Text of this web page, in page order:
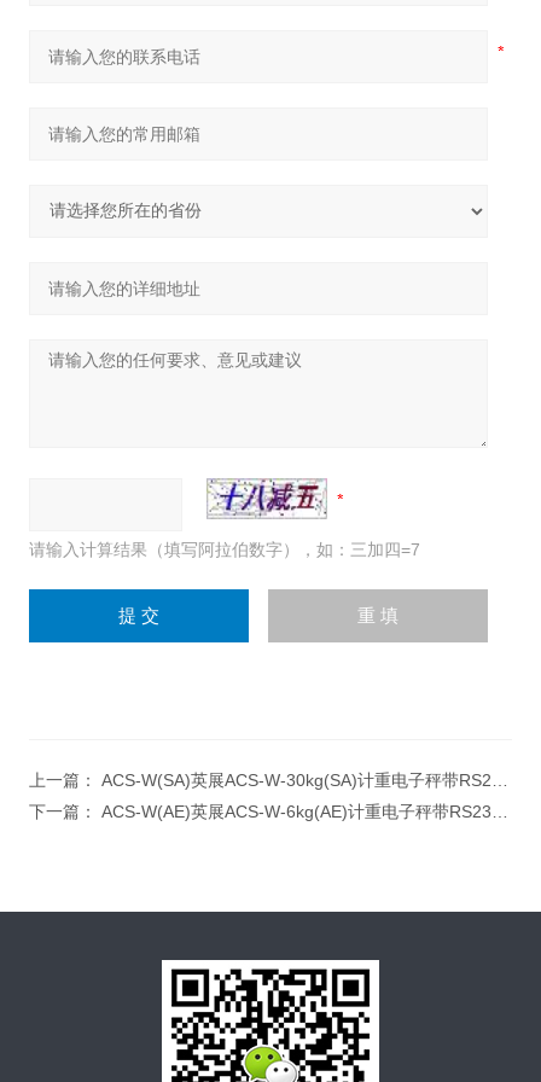
请输入计算结果（填写阿拉伯数字），如：三加四=7
上一篇： ACS-W(SA)英展ACS-W-30kg(SA)计重电子秤带RS232串口
下一篇： ACS-W(AE)英展ACS-W-6kg(AE)计重电子秤带RS232串口